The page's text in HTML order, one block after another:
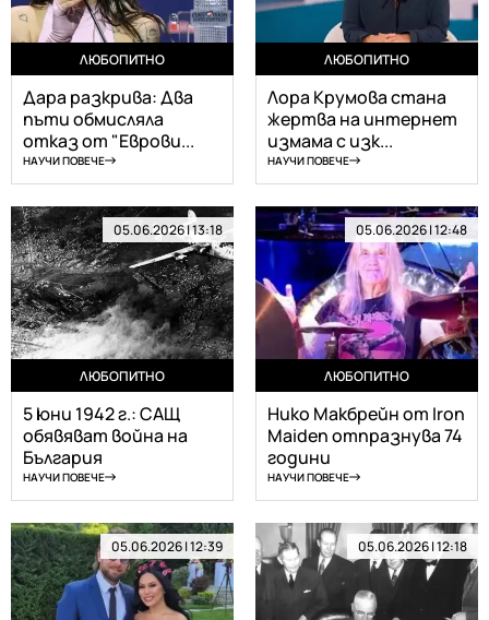
ЛЮБОПИТНО
Дара разкрива: Два
пъти обмисляла
отказ от "Еврови...
НАУЧИ ПОВЕЧЕ
ЛЮБОПИТНО
Лора Крумова стана
жертва на интернет
измама с изк...
НАУЧИ ПОВЕЧЕ
05.06.2026 | 13:18
ЛЮБОПИТНО
5 юни 1942 г.: САЩ
обявяват война на
България
НАУЧИ ПОВЕЧЕ
05.06.2026 | 12:48
ЛЮБОПИТНО
Нико Макбрейн от Iron
Maiden отпразнува 74
години
НАУЧИ ПОВЕЧЕ
05.06.2026 | 12:39 05.06.2026 | 12:18